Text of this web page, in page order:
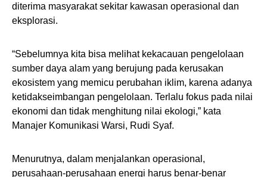
diterima masyarakat sekitar kawasan operasional dan
eksplorasi.
“Sebelumnya kita bisa melihat kekacauan pengelolaan
sumber daya alam yang berujung pada kerusakan
ekosistem yang memicu perubahan iklim, karena adanya
ketidakseimbangan pengelolaan. Terlalu fokus pada nilai
ekonomi dan tidak menghitung nilai ekologi,” kata
Manajer Komunikasi Warsi, Rudi Syaf.
Menurutnya, dalam menjalankan operasional,
perusahaan-perusahaan energi harus benar-benar